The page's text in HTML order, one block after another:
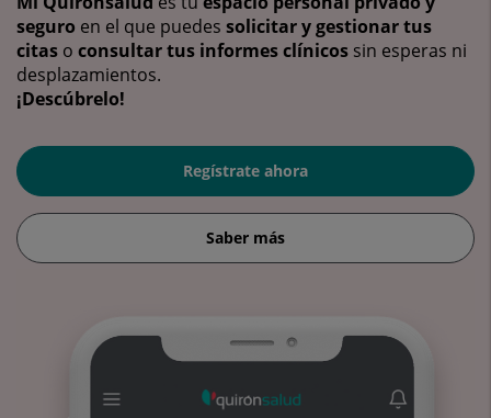
seguro en el que puedes solicitar y gestionar tus
citas o consultar tus informes clínicos sin esperas ni
desplazamientos.
¡Descúbrelo!
Regístrate ahora
Saber más